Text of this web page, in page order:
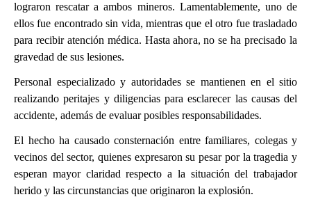
lograron rescatar a ambos mineros. Lamentablemente, uno de
ellos fue encontrado sin vida, mientras que el otro fue trasladado
para recibir atención médica. Hasta ahora, no se ha precisado la
gravedad de sus lesiones.
Personal especializado y autoridades se mantienen en el sitio
realizando peritajes y diligencias para esclarecer las causas del
accidente, además de evaluar posibles responsabilidades.
El hecho ha causado consternación entre familiares, colegas y
vecinos del sector, quienes expresaron su pesar por la tragedia y
esperan mayor claridad respecto a la situación del trabajador
herido y las circunstancias que originaron la explosión.